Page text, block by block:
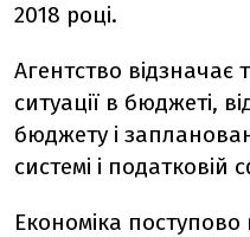
2018 році.
Агентство
ситуації в бюджеті,
бюджету і
системі і податковій
Економіка